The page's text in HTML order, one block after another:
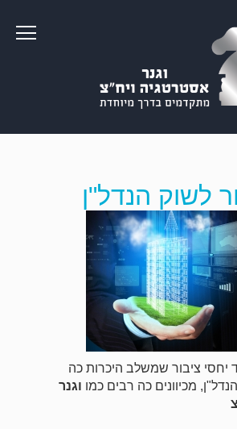
לשוק הנדל"ן
יחסי ציבור שמשלב היכרות כה
מכיוונים כה רבים כמו וגנר